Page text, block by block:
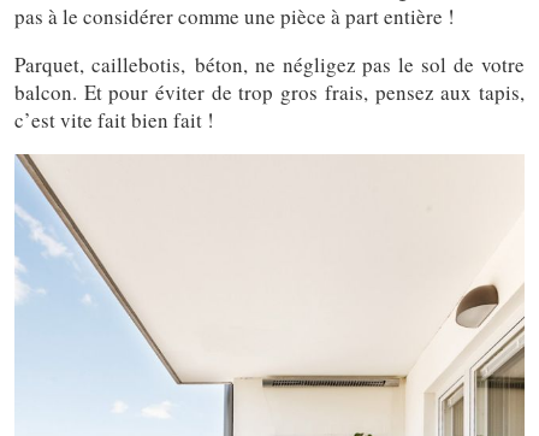
pas à le considérer comme une pièce à part entière !
Parquet, caillebotis, béton, ne négligez pas le sol de votre
balcon. Et pour éviter de trop gros frais, pensez aux tapis,
c’est vite fait bien fait !